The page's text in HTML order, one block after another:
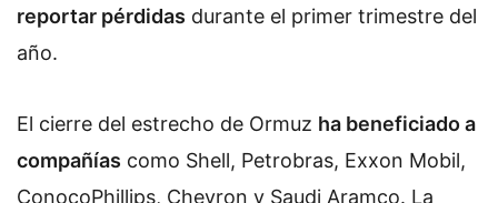
reportar pérdidas durante el primer trimestre del
año.
El cierre del estrecho de Ormuz ha beneficiado a
compañías como Shell, Petrobras, Exxon Mobil,
ConocoPhillips, Chevron y Saudi Aramco. La